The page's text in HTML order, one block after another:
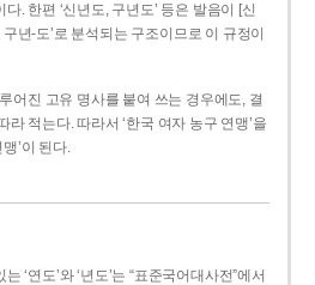
. 한편 ‘신년도, 구년도’ 등은 발음이 [신
년-­도’로 분석되는 구조이므로 이 규정이
어진 고유 명사를 붙여 쓰는 경우에도, 결
라 적는다. 따라서 ‘한국 여자 농구 연맹’을
’이 된다.
‘연도’와 ‘년도’는 “표준국어대사전”에서